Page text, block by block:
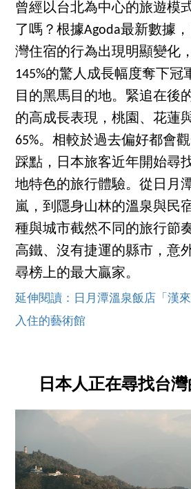
曾經以台北為中心的旅遊模
了嗎？根據Agoda最新數據
灣住宿的行為出現明顯變化
145%的驚人成長幅度奪下冠
目的黑馬目的地。緊追在後
的高成長表現，桃園、花蓮
65%。相較於過去偏好都會
踩點，日本旅客近年開始尋
地特色的旅行體驗。從日月
嵐，到隱身山林的溫泉與民
種與城市截然不同的旅行節
高鐵、沒有捷運的縣市，意
尋榜上的最大贏家。
延伸閱讀：日月潭溫泉飯店「漢
入住的藝術館
日本人正在尋找台